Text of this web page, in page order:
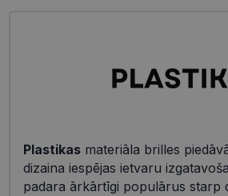
Plastikas materiāla brilles
dizaina iespējas ietvaru
padara ārkārtīgi populārus starp